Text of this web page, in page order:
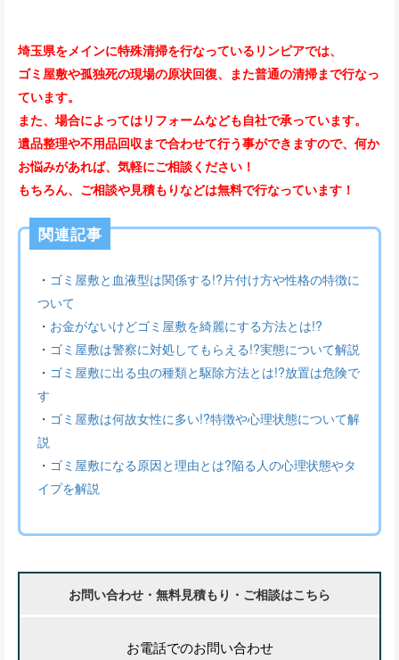
埼玉県をメインに特殊清掃を行なっているリンピアでは、
ゴミ屋敷や孤独死の現場の原状回復、また普通の清掃まで行なっ
ています。
また、場合によってはリフォームなども自社で承っています。
遺品整理や不用品回収まで合わせて行う事ができますので、何か
お悩みがあれば、気軽にご相談ください！
もちろん、ご相談や見積もりなどは無料で行なっています！
関連記事
・ ゴミ屋敷と血液型は関係する!?片付け方や性格の特徴に
ついて
・ お金がないけどゴミ屋敷を綺麗にする方法とは!?
・ ゴミ屋敷は警察に対処してもらえる!?実態について解説
・ ゴミ屋敷に出る虫の種類と駆除方法とは!?放置は危険で
す
・ ゴミ屋敷は何故女性に多い!?特徴や心理状態について解
説
・ ゴミ屋敷になる原因と理由とは?陥る人の心理状態やタ
イプを解説
お問い合わせ・無料見積もり・ご相談はこちら
お電話でのお問い合わせ